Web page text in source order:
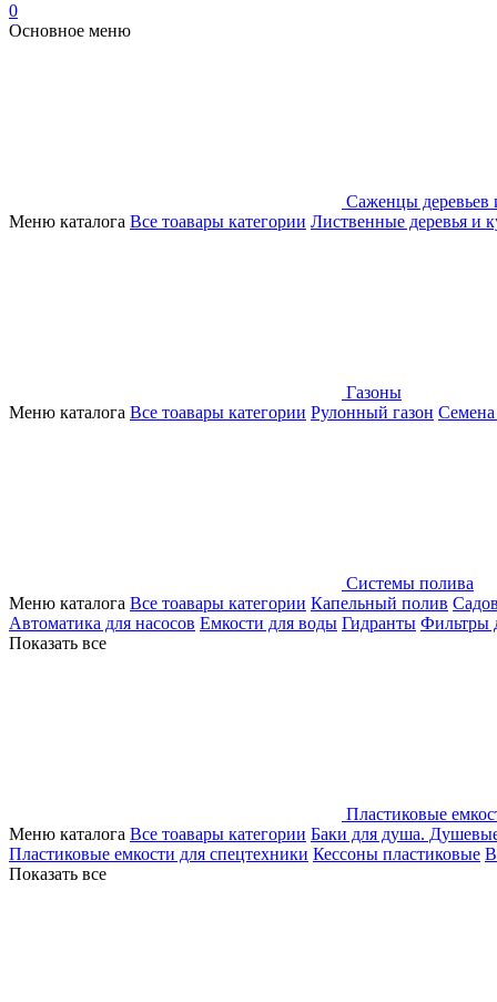
0
Основное меню
Саженцы деревьев
Меню каталога Все тоавары категории Лиственные деревья и
Газоны
Меню каталога Все тоавары категории Рулонный газон Семена
Системы полива
Меню каталога Все тоавары категории Капельный полив
Автоматика для насосов Емкости для воды Гидранты Фильтры
Показать все
Пластиковые
Меню каталога Все тоавары категории Баки для душа.
Пластиковые емкости для спецтехники Кессоны пластиковые
Показать все